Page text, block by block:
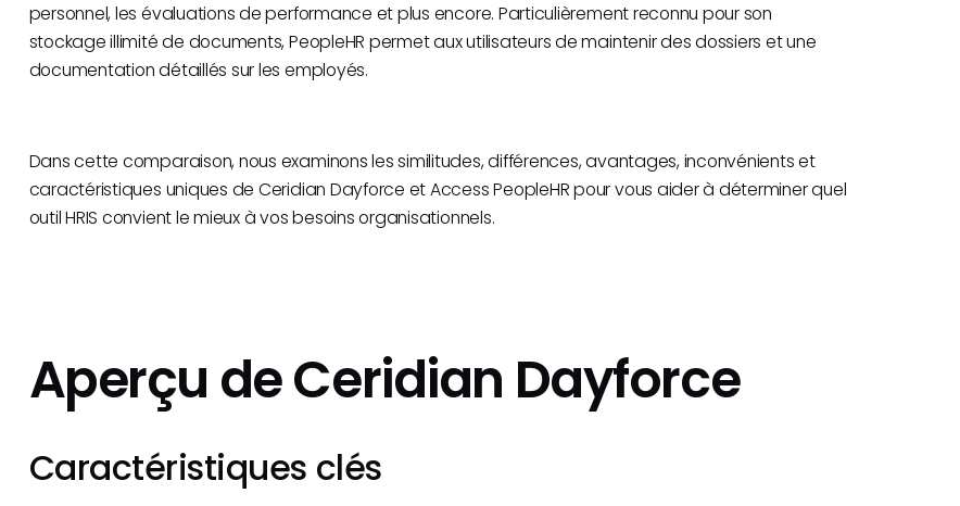
personnel, les évaluations de performance et plus encore. Particulièrement reconnu pour son
stockage illimité de documents, PeopleHR permet aux utilisateurs de maintenir des dossiers et une
documentation détaillés sur les employés.
Dans cette comparaison, nous examinons les similitudes, différences, avantages, inconvénients et
caractéristiques uniques de Ceridian Dayforce et Access PeopleHR pour vous aider à déterminer quel
outil HRIS convient le mieux à vos besoins organisationnels.
Aperçu de Ceridian Dayforce
Caractéristiques clés